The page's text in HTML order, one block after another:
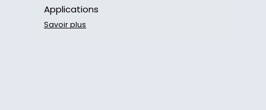
Applications
Savoir plus